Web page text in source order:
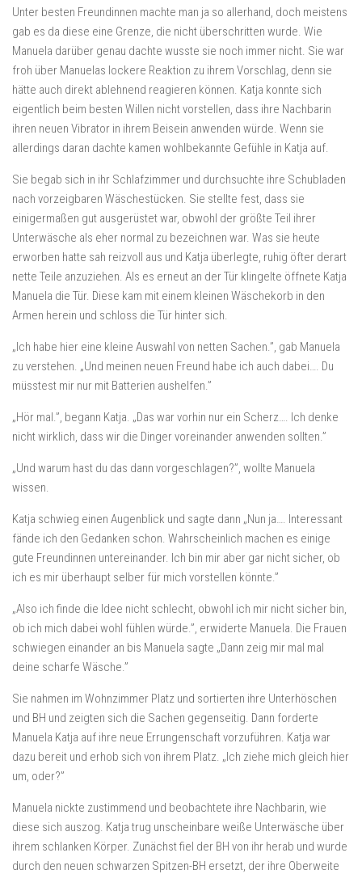
Unter besten Freundinnen machte man ja so allerhand, doch meistens
gab es da diese eine Grenze, die nicht überschritten wurde. Wie
Manuela darüber genau dachte wusste sie noch immer nicht. Sie war
froh über Manuelas lockere Reaktion zu ihrem Vorschlag, denn sie
hätte auch direkt ablehnend reagieren können. Katja konnte sich
eigentlich beim besten Willen nicht vorstellen, dass ihre Nachbarin
ihren neuen Vibrator in ihrem Beisein anwenden würde. Wenn sie
allerdings daran dachte kamen wohlbekannte Gefühle in Katja auf.
Sie begab sich in ihr Schlafzimmer und durchsuchte ihre Schubladen
nach vorzeigbaren Wäschestücken. Sie stellte fest, dass sie
einigermaßen gut ausgerüstet war, obwohl der größte Teil ihrer
Unterwäsche als eher normal zu bezeichnen war. Was sie heute
erworben hatte sah reizvoll aus und Katja überlegte, ruhig öfter derart
nette Teile anzuziehen. Als es erneut an der Tür klingelte öffnete Katja
Manuela die Tür. Diese kam mit einem kleinen Wäschekorb in den
Armen herein und schloss die Tür hinter sich.
„Ich habe hier eine kleine Auswahl von netten Sachen.”, gab Manuela
zu verstehen. „Und meinen neuen Freund habe ich auch dabei…. Du
müsstest mir nur mit Batterien aushelfen.”
„Hör mal.”, begann Katja. „Das war vorhin nur ein Scherz…. Ich denke
nicht wirklich, dass wir die Dinger voreinander anwenden sollten.”
„Und warum hast du das dann vorgeschlagen?”, wollte Manuela
wissen.
Katja schwieg einen Augenblick und sagte dann „Nun ja…. Interessant
fände ich den Gedanken schon. Wahrscheinlich machen es einige
gute Freundinnen untereinander. Ich bin mir aber gar nicht sicher, ob
ich es mir überhaupt selber für mich vorstellen könnte.”
„Also ich finde die Idee nicht schlecht, obwohl ich mir nicht sicher bin,
ob ich mich dabei wohl fühlen würde.”, erwiderte Manuela. Die Frauen
schwiegen einander an bis Manuela sagte „Dann zeig mir mal mal
deine scharfe Wäsche.”
Sie nahmen im Wohnzimmer Platz und sortierten ihre Unterhöschen
und BH und zeigten sich die Sachen gegenseitig. Dann forderte
Manuela Katja auf ihre neue Errungenschaft vorzuführen. Katja war
dazu bereit und erhob sich von ihrem Platz. „Ich ziehe mich gleich hier
um, oder?”
Manuela nickte zustimmend und beobachtete ihre Nachbarin, wie
diese sich auszog. Katja trug unscheinbare weiße Unterwäsche über
ihrem schlanken Körper. Zunächst fiel der BH von ihr herab und wurde
durch den neuen schwarzen Spitzen-BH ersetzt, der ihre Oberweite